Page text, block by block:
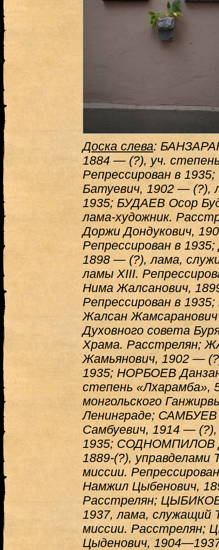
Доска слева:
1884 — (?), уч.
Репрессирован в
Батуевич, 1902 — (?),
1935; БУДАЕВ Осор
лама-художник.
Доржи Дондукович,
Репрессирован в
1898 — (?), лама,
ламы XIII.
Нима Жалсанович,
Репрессирован в
Жалсан Жамсаранович
Духовного совета
Храма. Расстрелян;
Жамьянович, 1902 —
1935; НОРБОЕВ
степень «Лхарамба»,
монгольского
Ленинграде;
Самбуевич, 1914 —
1935; СОДНОМПИЛОВ
1889-(?), управделами
миссии.
Намжил Цыбенович,
Расстрелян;
1937, лама, служащий
миссии.
Цыденович,